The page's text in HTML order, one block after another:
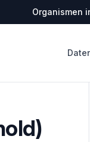
Organismen